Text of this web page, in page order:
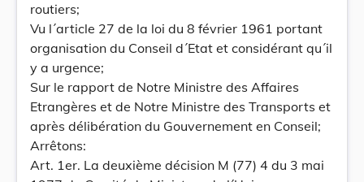
routiers;
Vu l´article 27 de la loi du 8 février 1961 portant
organisation du Conseil d´Etat et considérant qu´il
y a urgence;
Sur le rapport de Notre Ministre des Affaires
Etrangères et de Notre Ministre des Transports et
après délibération du Gouvernement en Conseil;
Arrêtons:
Art. 1er. La deuxième décision M (77) 4 du 3 mai